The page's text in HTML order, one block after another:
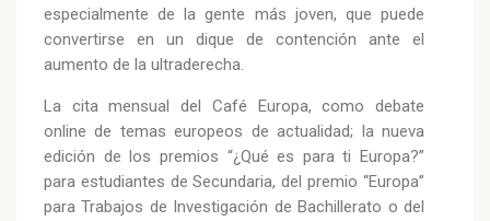
especialmente de la gente más joven, que puede
convertirse en un dique de contención ante el
aumento de la ultraderecha.
La cita mensual del Café Europa, como debate
online de temas europeos de actualidad; la nueva
edición de los premios “¿Qué es para ti Europa?”
para estudiantes de Secundaria, del premio “Europa”
para Trabajos de Investigación de Bachillerato o del